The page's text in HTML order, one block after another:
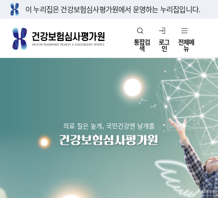
이 누리집은 건강보험심사평가원에서 운영하는 누리집입니다.
통합검
색
로그
인
전체메
뉴
의료 질은 높게, 국민건강엔 날개를